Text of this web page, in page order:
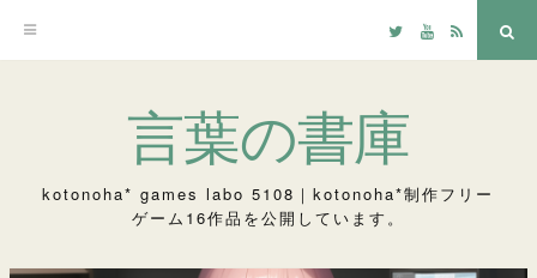
ツ
TwitterYouTube
RSS
言葉の書庫
kotonoha* games labo 5108｜kotonoha*制作フリー
ゲーム16作品を公開しています。